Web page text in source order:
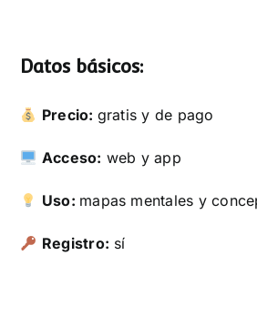
Datos básicos:
Precio: gratis y de pago
Acceso: web y app
Uso: mapas mentales y
Registro: sí